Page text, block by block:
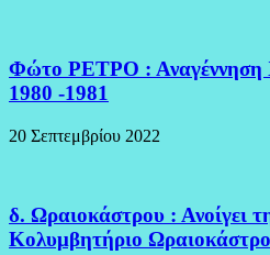
Φώτο ΡΕΤΡΟ : Αναγέννηση
1980 -1981
20 Σεπτεμβρίου 2022
δ. Ωραιοκάστρου : Ανοίγει
Κολυμβητήριο